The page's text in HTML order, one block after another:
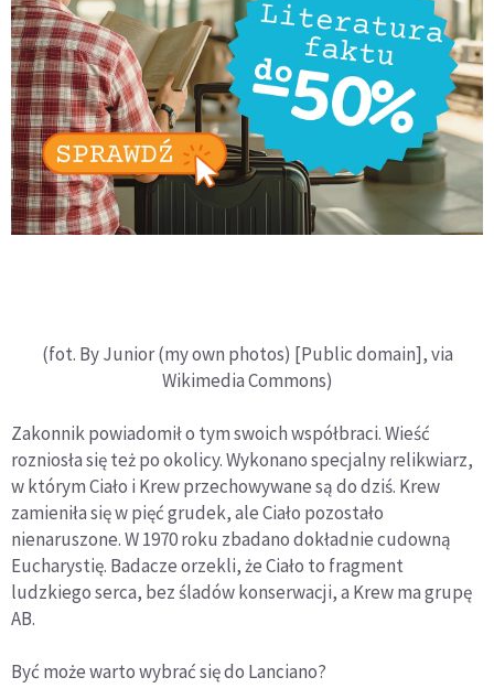
(fot. By Junior (my own photos) [Public domain], via
Wikimedia Commons)
Zakonnik powiadomił o tym swoich współbraci. Wieść
rozniosła się też po okolicy. Wykonano specjalny relikwiarz,
w którym Ciało i Krew przechowywane są do dziś. Krew
zamieniła się w pięć grudek, ale Ciało pozostało
nienaruszone. W 1970 roku zbadano dokładnie cudowną
Eucharystię. Badacze orzekli, że Ciało to fragment
ludzkiego serca, bez śladów konserwacji, a Krew ma grupę
AB.
Być może warto wybrać się do Lanciano?